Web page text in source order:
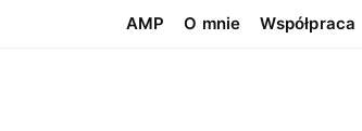
AMP O mnie Współpraca